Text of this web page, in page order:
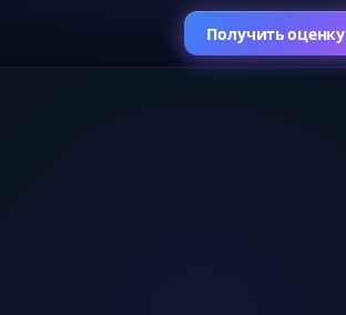
Получить оценку